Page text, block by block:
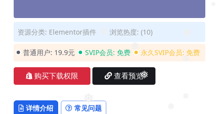
❅
❅ ❅
❅
❅
❅
资源分类: Elementor插件 浏览热度: (10)
普通用户: 19.9元 SVIP会员: 免费 永久SVIP会员: 免费
购买下载权限 查看预览
详情介绍 常见问题